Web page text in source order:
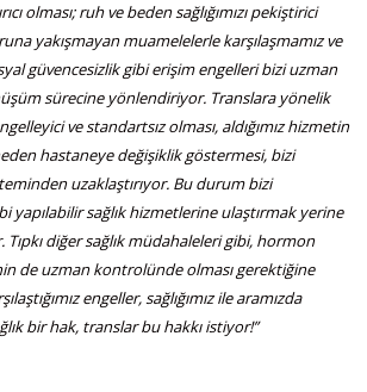
olması; ruh ve beden sağlığımızı pekiştirici
yakışmayan muamelelerle karşılaşmamız ve
güvencesizlik gibi erişim engelleri bizi uzman
sürecine yönlendiriyor. Translara yönelik
ve standartsız olması, aldığımız hizmetin
hastaneye değişiklik göstermesi, bizi
uzaklaştırıyor. Bu durum bizi
yapılabilir sağlık hizmetlerine ulaştırmak yerine
diğer sağlık müdahaleleri gibi, hormon
de uzman kontrolünde olması gerektiğine
engeller, sağlığımız ile aramızda
bir hak, translar bu hakkı istiyor!”